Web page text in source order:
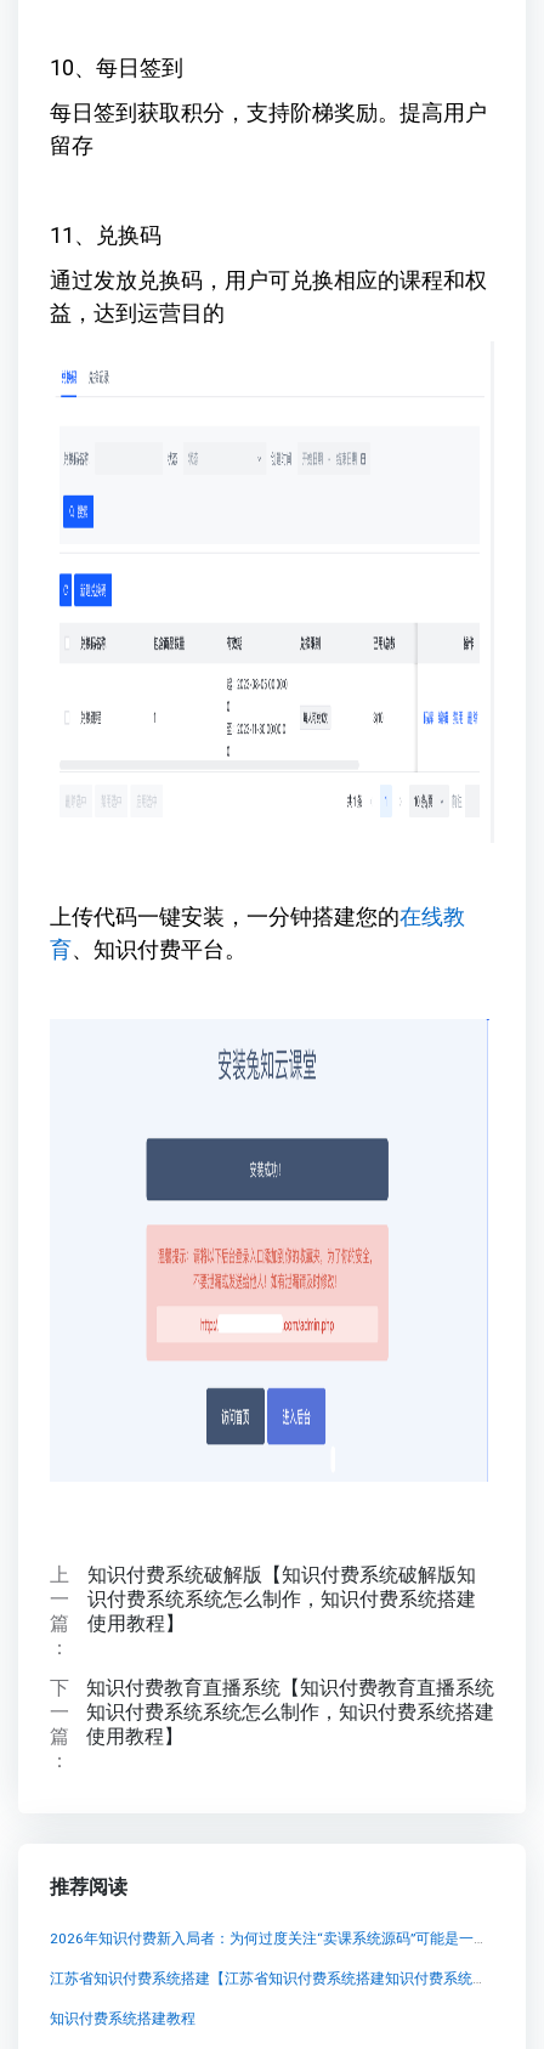
10、每日签到
每日签到获取积分，支持阶梯奖励。提高用户
留存
11、兑换码
通过发放兑换码，用户可兑换相应的课程和权
益，达到运营目的
上传代码一键安装，一分钟搭建您的在线教
育、知识付费平台。
上
一
篇
：
知识付费系统破解版【知识付费系统破解版知
识付费系统系统怎么制作，知识付费系统搭建
使用教程】
下
一
篇
：
知识付费教育直播系统【知识付费教育直播系统
知识付费系统系统怎么制作，知识付费系统搭建
使用教程】
推荐阅读
2026年知识付费新入局者：为何过度关注“卖课系统源码”可能是一个战略误区
江苏省知识付费系统搭建【江苏省知识付费系统搭建知识付费系统系统怎么制作，知识付费系统搭建使用教程】
知识付费系统搭建教程